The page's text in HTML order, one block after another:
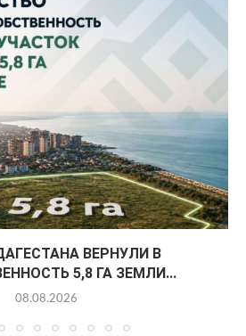
ВЕРНУЛИ В
5,8 ГА ЗЕМЛИ...
08.08.2026